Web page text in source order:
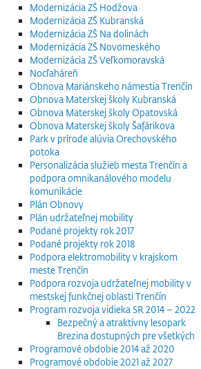
Modernizácia ZŠ Hodžova
Modernizácia ZŠ Kubranská
Modernizácia ZŠ Na dolinách
Modernizácia ZŠ Novomeského
Modernizácia ZŠ Veľkomoravská
Nocľaháreň
Obnova Mariánskeho námestia Trenčín
Obnova Materskej školy Kubranská
Obnova Materskej školy Opatovská
Obnova Materskej školy Šafárikova
Park v prírode alúvia Orechovského
potoka
Personalizácia služieb mesta Trenčín a
podpora omnikanálového modelu
komunikácie
Plán Obnovy
Plán udržateľnej mobility
Podané projekty rok 2017
Podané projekty rok 2018
Podpora elektromobility v krajskom
meste Trenčín
Podpora rozvoja udržateľnej mobility v
mestskej funkčnej oblasti Trenčín
Program rozvoja vidieka SR 2014 – 2022
Bezpečný a atraktívny lesopark
Brezina dostupných pre všetkých
Programové obdobie 2014 až 2020
Programové obdobie 2021 až 2027